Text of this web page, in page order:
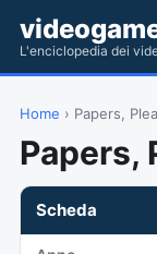
L'enciclopedia dei
Home › Papers,
Papers,
Scheda